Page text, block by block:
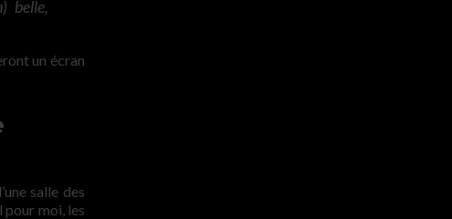
belle,
un écran
salle des
pour moi, les